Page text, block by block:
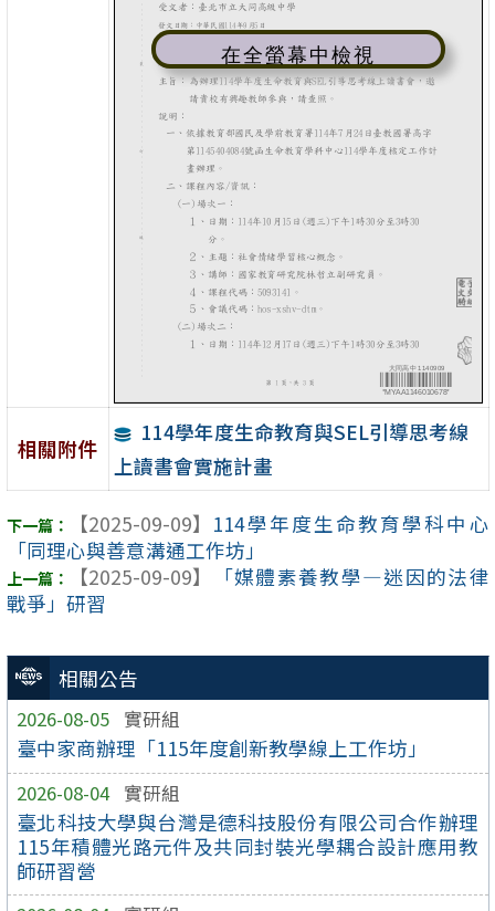
相關公告
2026-08-05 實研組
臺中家商辦理「115年度創新教學線上工作坊」
2026-08-04 實研組
臺北科技大學與台灣是德科技股份有限公司合作辦理
115年積體光路元件及共同封裝光學耦合設計應用教
師研習營
在全螢幕中檢視
相關附件
114學年度生命教育與SEL引導思考線
上讀書會實施計畫
【2025-09-09】 114學年度生命教育學科中心
「同理心與善意溝通工作坊」
【2025-09-09】
「媒體素養教學—迷因的法律
戰爭」研習